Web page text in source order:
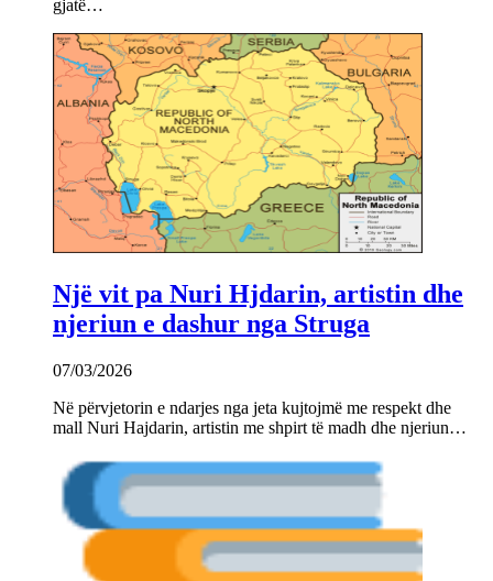
gjatë…
Një vit pa Nuri Hjdarin, artistin dhe
njeriun e dashur nga Struga
07/03/2026
Në përvjetorin e ndarjes nga jeta kujtojmë me respekt dhe
mall Nuri Hajdarin, artistin me shpirt të madh dhe njeriun…